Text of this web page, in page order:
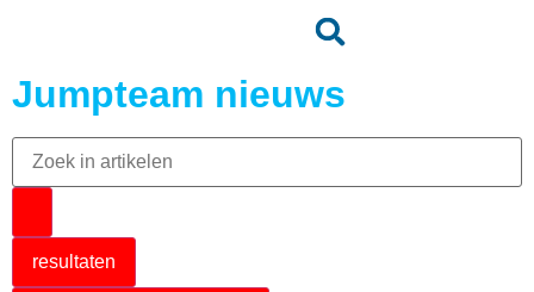
Jumpteam nieuws
resultaten